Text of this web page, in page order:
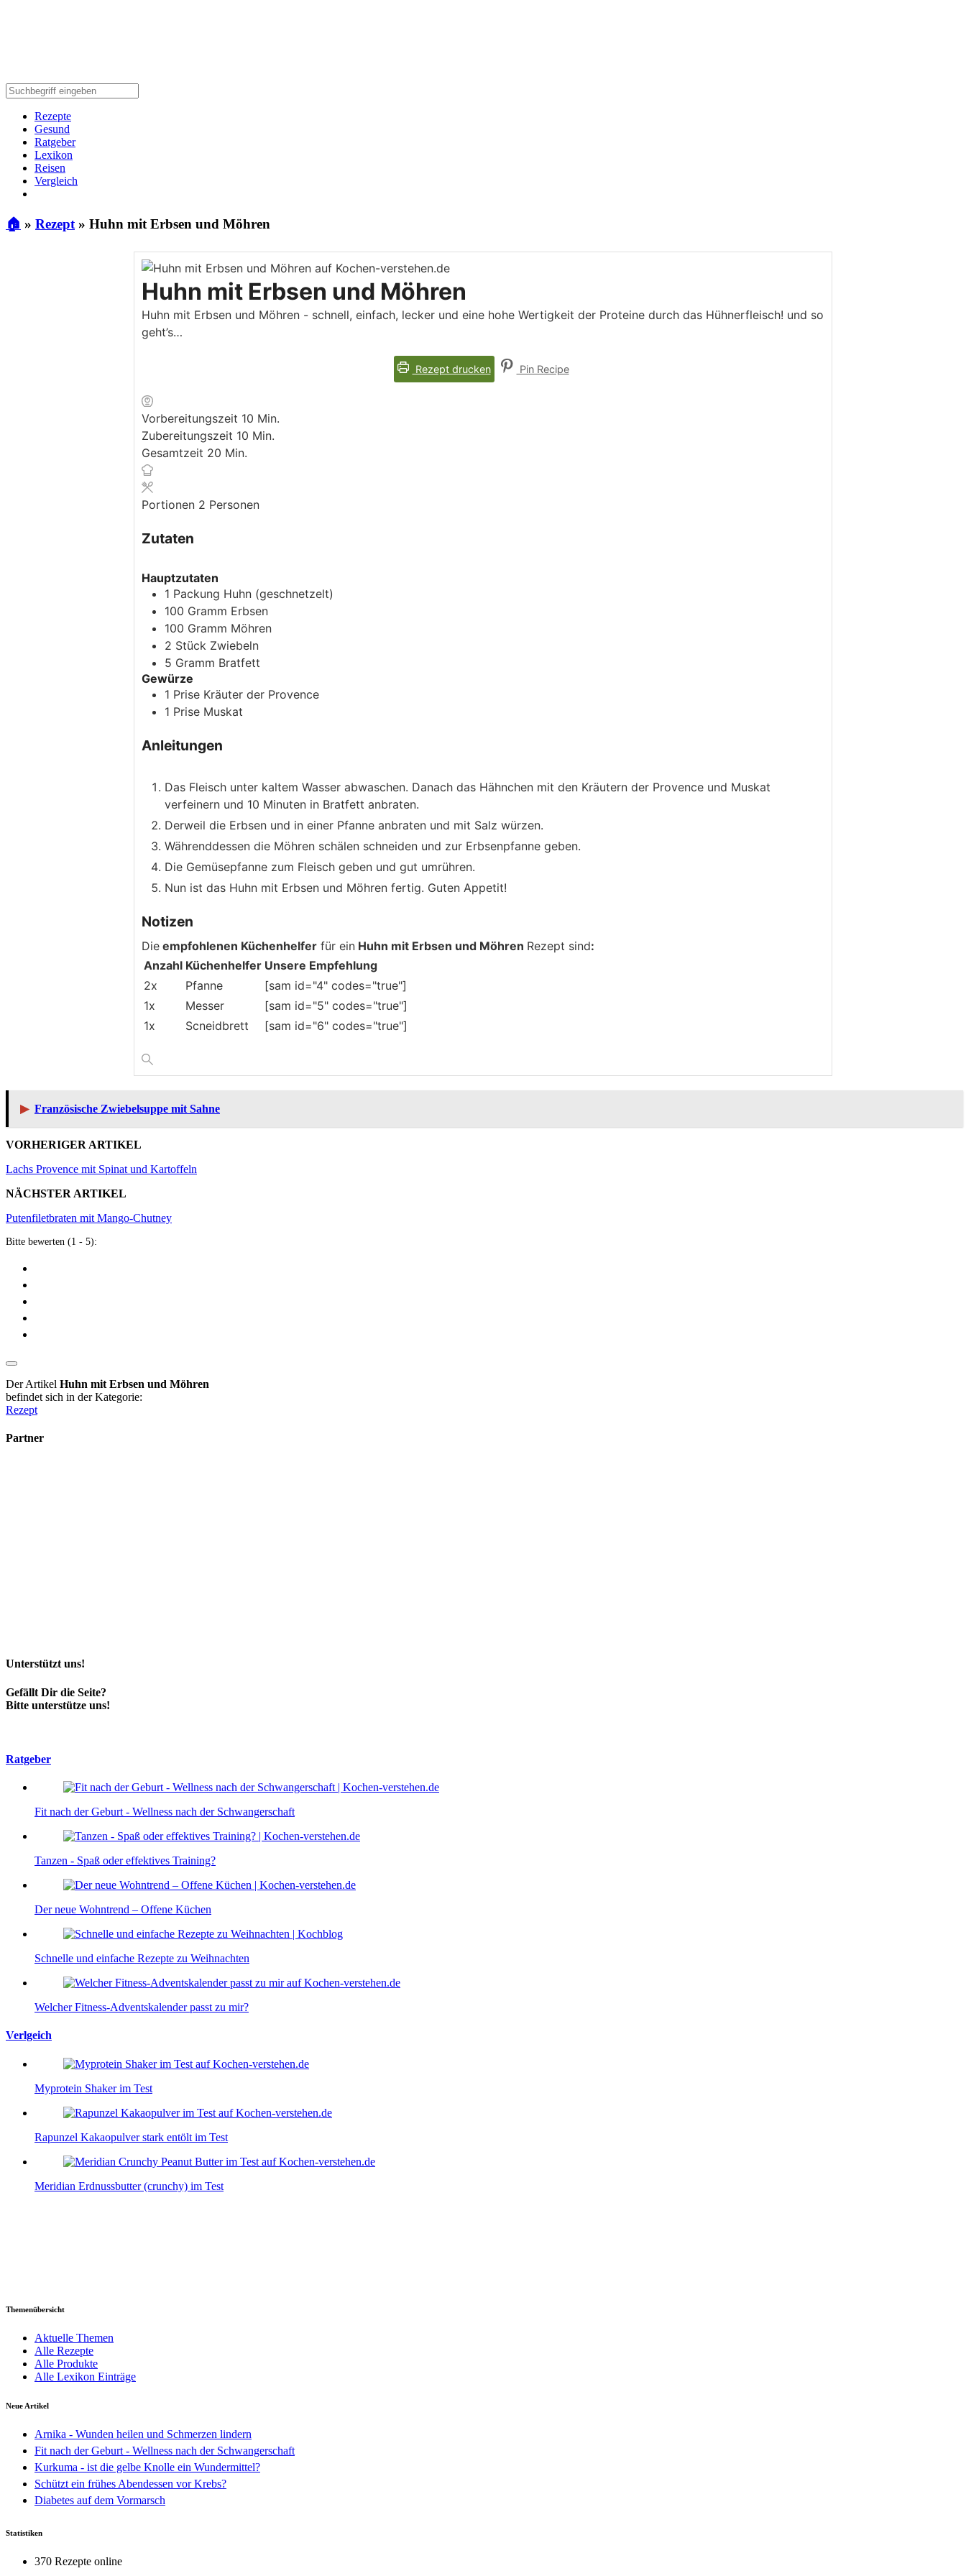
Rezepte
Gesund
Ratgeber
Lexikon
Reisen
Vergleich
🏠 » Rezept » Huhn mit Erbsen und Möhren
Huhn mit Erbsen und Möhren
Huhn mit Erbsen und Möhren - schnell, einfach, lecker und eine hohe Wertigkeit der Proteine durch das Hühnerfleisch! und so
geht’s…
Rezept drucken Pin Recipe
Vorbereitungszeit 10 Minuten
Min.
Zubereitungszeit 10 Minuten
Min.
Gesamtzeit 20 Minuten
Min.
Portionen 2 Personen
Zutaten
Hauptzutaten
1 Packung Huhn (geschnetzelt)
100 Gramm Erbsen
100 Gramm Möhren
2 Stück Zwiebeln
5 Gramm Bratfett
Gewürze
1 Prise Kräuter der Provence
1 Prise Muskat
Anleitungen
Das Fleisch unter kaltem Wasser abwaschen. Danach das Hähnchen mit den Kräutern der Provence und Muskat
verfeinern und 10 Minuten in Bratfett anbraten.
Derweil die Erbsen und in einer Pfanne anbraten und mit Salz würzen.
Währenddessen die Möhren schälen schneiden und zur Erbsenpfanne geben.
Die Gemüsepfanne zum Fleisch geben und gut umrühren.
Nun ist das Huhn mit Erbsen und Möhren fertig. Guten Appetit!
Notizen
Die empfohlenen Küchenhelfer für ein Huhn mit Erbsen und Möhren Rezept sind:
Anzahl Küchenhelfer Unsere Empfehlung
2x
Pfanne
[sam id="4" codes="true"]
1x
Messer
[sam id="5" codes="true"]
1x
Scneidbrett [sam id="6" codes="true"]
▶ Französische Zwiebelsuppe mit Sahne
VORHERIGER ARTIKEL
Lachs Provence mit Spinat und Kartoffeln
NÄCHSTER ARTIKEL
Putenfiletbraten mit Mango-Chutney
Bitte bewerten (1 - 5):
Der Artikel Huhn mit Erbsen und Möhren
befindet sich in der Kategorie:
Rezept
Partner
Unterstützt uns!
Gefällt Dir die Seite?
Bitte unterstütze uns!
Ratgeber
Fit nach der Geburt - Wellness nach der Schwangerschaft
Tanzen - Spaß oder effektives Training?
Der neue Wohntrend – Offene Küchen
Schnelle und einfache Rezepte zu Weihnachten
Welcher Fitness-Adventskalender passt zu mir?
Verlgeich
Myprotein Shaker im Test
Rapunzel Kakaopulver stark entölt im Test
Meridian Erdnussbutter (crunchy) im Test
Themenübersicht
Aktuelle Themen
Alle Rezepte
Alle Produkte
Alle Lexikon Einträge
Neue Artikel
Arnika - Wunden heilen und Schmerzen lindern
Fit nach der Geburt - Wellness nach der Schwangerschaft
Kurkuma - ist die gelbe Knolle ein Wundermittel?
Schützt ein frühes Abendessen vor Krebs?
Diabetes auf dem Vormarsch
Statistiken
370 Rezepte online